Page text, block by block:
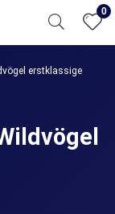
0
erstklassige